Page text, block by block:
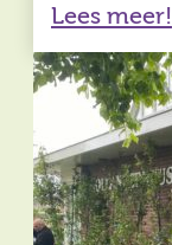
Lees meer!